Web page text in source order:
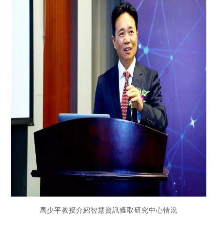
馬少平教授介紹智慧資訊獲取研究中心情況